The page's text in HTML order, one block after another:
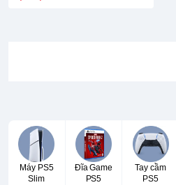
Máy PS5
Slim
Đĩa Game
PS5
Tay cầm
PS5